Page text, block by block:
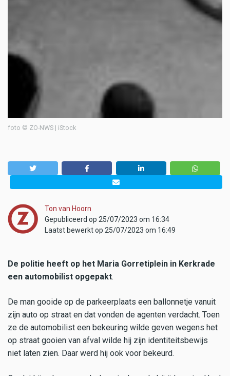
foto © ZO-NWS | iStock
Ton van Hoorn
Gepubliceerd op 25/07/2023 om 16:34
Laatst bewerkt op 25/07/2023 om 16:49
De politie heeft op het Maria Gorretiplein in Kerkrade
een automobilist opgepakt.
De man gooide op de parkeerplaats een ballonnetje vanuit
zijn auto op straat en dat vonden de agenten verdacht. Toen
ze de automobilist een bekeuring wilde geven wegens het
op straat gooien van afval wilde hij zijn identiteitsbewijs
niet laten zien. Daar werd hij ook voor bekeurd.